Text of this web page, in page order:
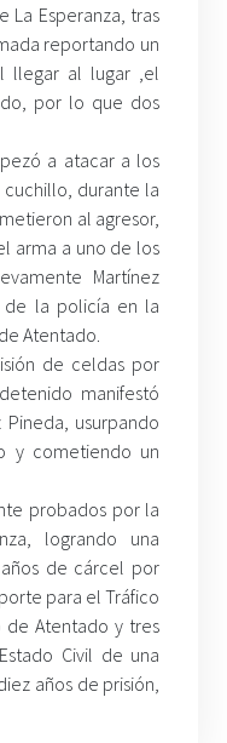
La Esperanza, tras
reportando un
llegar al lugar ,el
por lo que dos
a atacar a los
durante la
al agresor,
arma a uno de los
Martínez
de la policía en la
Atentado.
de celdas por
manifestó
Pineda, usurpando
y cometiendo un
probados por la
logrando una
de cárcel por
para el Tráfico
Atentado y tres
Civil de una
años de prisión,